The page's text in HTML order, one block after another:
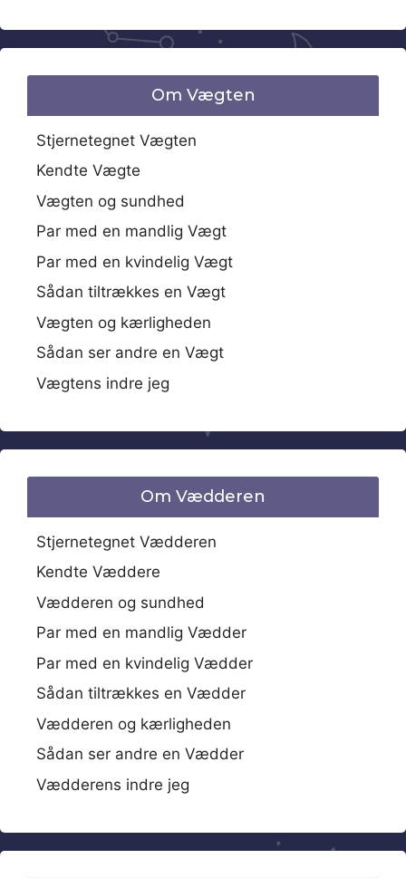
Om Vægten
Stjernetegnet Vægten
Kendte Vægte
Vægten og sundhed
Par med en mandlig Vægt
Par med en kvindelig Vægt
Sådan tiltrækkes en Vægt
Vægten og kærligheden
Sådan ser andre en Vægt
Vægtens indre jeg
Om Vædderen
Stjernetegnet Vædderen
Kendte Væddere
Vædderen og sundhed
Par med en mandlig Vædder
Par med en kvindelig Vædder
Sådan tiltrækkes en Vædder
Vædderen og kærligheden
Sådan ser andre en Vædder
Vædderens indre jeg